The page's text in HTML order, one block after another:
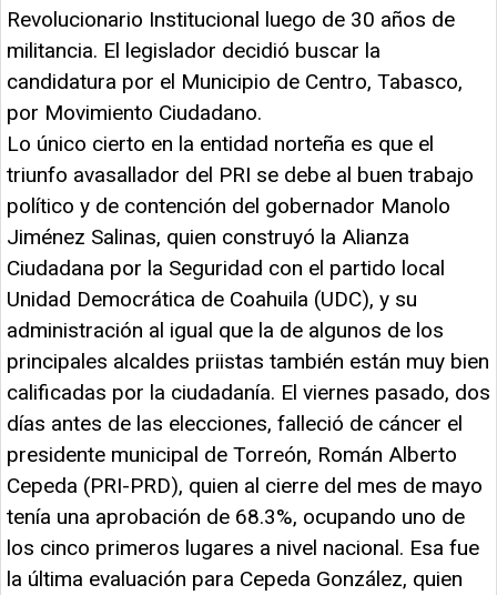
Revolucionario Institucional luego de 30 años de
militancia. El legislador decidió buscar la
candidatura por el Municipio de Centro, Tabasco,
por Movimiento Ciudadano.
Lo único cierto en la entidad norteña es que el
triunfo avasallador del PRI se debe al buen trabajo
político y de contención del gobernador Manolo
Jiménez Salinas, quien construyó la Alianza
Ciudadana por la Seguridad con el partido local
Unidad Democrática de Coahuila (UDC), y su
administración al igual que la de algunos de los
principales alcaldes priistas también están muy bien
calificadas por la ciudadanía. El viernes pasado, dos
días antes de las elecciones, falleció de cáncer el
presidente municipal de Torreón, Román Alberto
Cepeda (PRI-PRD), quien al cierre del mes de mayo
tenía una aprobación de 68.3%, ocupando uno de
los cinco primeros lugares a nivel nacional. Esa fue
la última evaluación para Cepeda González, quien